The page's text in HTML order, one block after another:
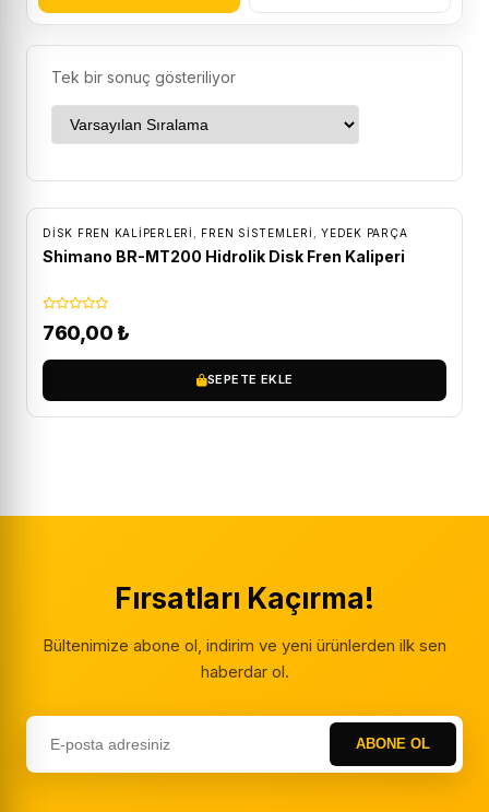
Tek bir sonuç gösteriliyor
DISK FREN KALIPERLERI FREN SISTEMLERI YEDEK PARÇA
Shimano BR-MT200 Hidrolik Disk Fren Kaliperi
760,00 ₺
SEPETE EKLE
Fırsatları Kaçırma!
Bültenimize abone ol, indirim ve yeni ürünlerden ilk sen
haberdar ol.
ABONE OL